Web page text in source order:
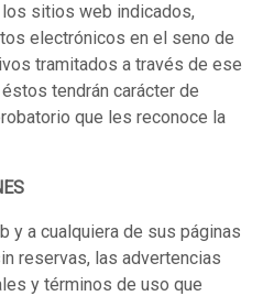
sitios web indicados,
electrónicos en el seno de
tramitados a través de ese
tendrán carácter de
que les reconoce la
y a cualquiera de sus páginas
reservas, las advertencias
y términos de uso que